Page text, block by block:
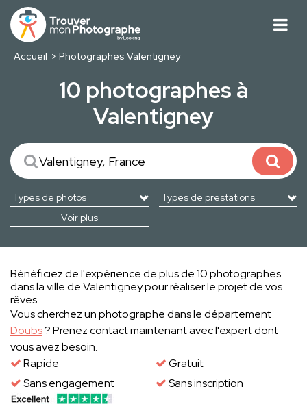
Accueil Photographes Valentigney
10 photographes à
Valentigney
Voir plus
Bénéficiez de l'expérience de plus de 10 photographes
dans la ville de Valentigney pour réaliser le projet de vos
rêves..
Vous cherchez un photographe dans le département
Doubs? Prenez contact maintenant avec l'expert dont
vous avez besoin.
Rapide
Gratuit
Sans engagement
Sans inscription